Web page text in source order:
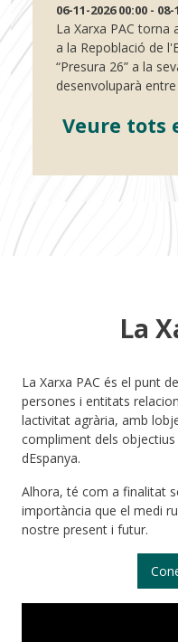
06-11-2026 00:00 -
La Xarxa PAC torna
a la Repoblació de
“Presura 26” a la
desenvoluparà
Veure tots
La
La Xarxa PAC és el punt
persones i entitats
lactivitat agrària, amb
compliment dels objectius
dEspanya.
Alhora, té com a finalitat
importància que el medi
nostre present i futur.